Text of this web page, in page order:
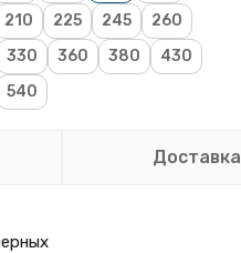
210 225 245
260
330 360 380
430
540
Доставка